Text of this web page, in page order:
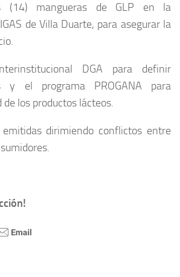
(14) mangueras de GLP en la
de Villa Duarte, para asegurar la
DGA para definir
y el programa PROGANA para
de los productos lácteos.
emitidas dirimiendo conflictos entre